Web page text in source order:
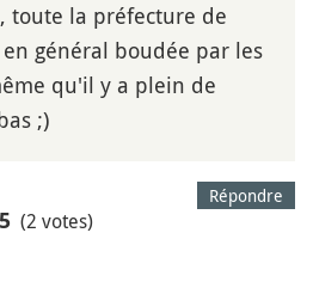
toute la préfecture de
général boudée par les
qu'il y a plein de
;)
Répondre
(2 votes)